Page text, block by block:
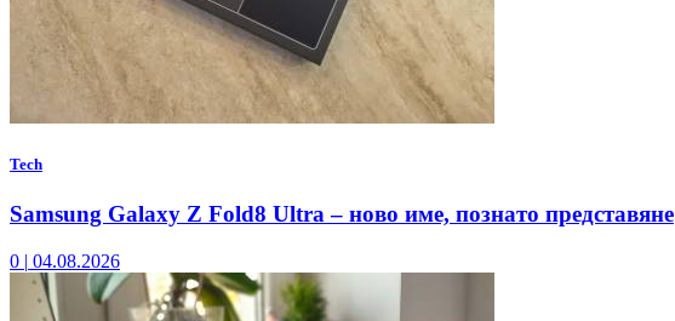
Tech
Samsung Galaxy Z Fold8 Ultra – ново име, познато представяне
0 | 04.08.2026